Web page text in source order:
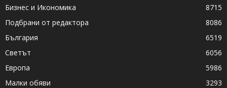
Бизнес и Икономика
8715
Подбрани от редактора
8086
България
6519
Светът
6056
Европа
5986
Малки обяви
3293